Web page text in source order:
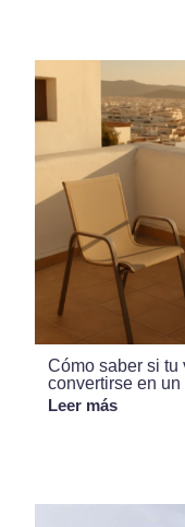
Cómo saber si tu
convertirse en
Leer más